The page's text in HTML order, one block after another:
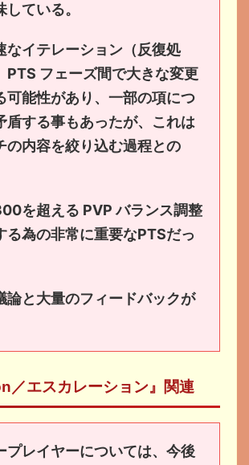
ている。
なイテレーション（反復処
PTS フェーズ間で大きな変更
可能性があり、一部の項につ
盾する事もあったが、これは
の内容を絞り込む過程との
を超える PVP バランス調整
る為の非常に重要なPTSだっ
論と大量のフィードバックが
／エスカレーション』関連
プレイヤーについては、今後